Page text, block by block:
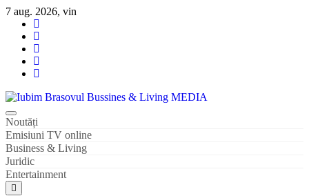
Sari
conținut
7 aug. 2026, vin
Iubim Brasovul Bussines & Living MEDIA
Din pasiune și dragoste pentru Brașoveni
Noutăți
Emisiuni TV online
Business & Living
Juridic
Entertainment